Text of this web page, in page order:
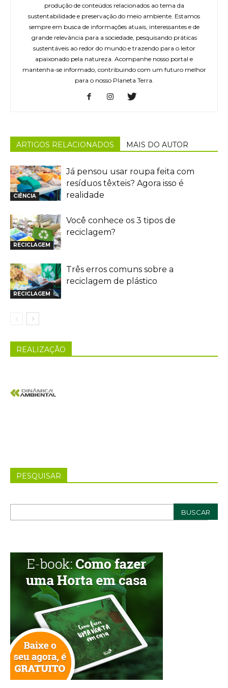
produção de conteúdos relacionados ao tema da
sustentabilidade e preservação do meio ambiente. Estamos
sempre em busca de informações atuais, interessantes e de
grande relevância para a sociedade, pesquisando práticas
sustentáveis ao redor do mundo e trazendo para o leitor
apaixonado pela natureza. Acompanhe nosso portal e
mantenha-se informado, contribuindo com um futuro melhor
para o nosso Planeta Terra.
ARTIGOS RELACIONADOS MAIS DO AUTOR
CIÊNCIA
Já pensou usar roupa feita com
resíduos têxteis? Agora isso é
realidade
RECICLAGEM
Você conhece os 3 tipos de
reciclagem?
RECICLAGEM
Três erros comuns sobre a
reciclagem de plástico
REALIZAÇÃO
PESQUISAR